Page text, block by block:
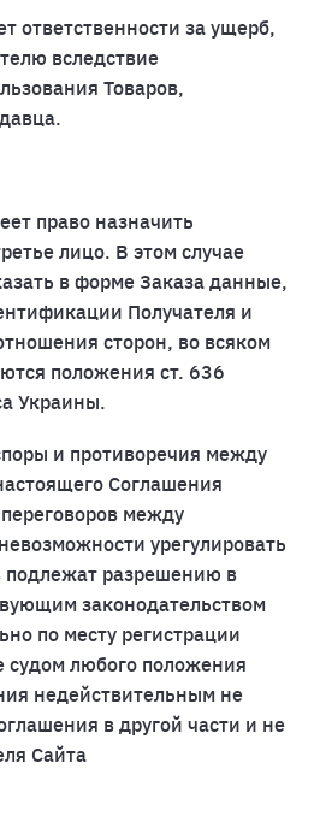
ответственности за ущерб,
вследствие
Товаров,
право назначить
лицо. В этом случае
в форме Заказа данные,
Получателя и
сторон, во всяком
положения ст. 636
Украины.
и противоречия между
Соглашения
между
урегулировать
подлежат разрешению в
законодательством
по месту регистрации
любого положения
недействительным не
в другой части и не
Сайта